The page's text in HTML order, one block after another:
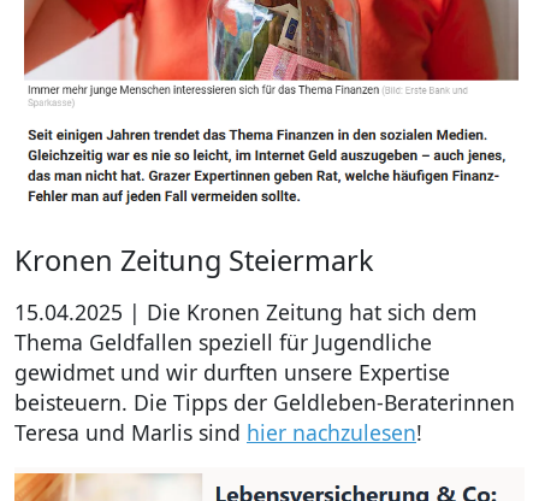
Kronen Zeitung Steiermark
15.04.2025 | Die Kronen Zeitung hat sich dem
Thema Geldfallen speziell für Jugendliche
gewidmet und wir durften unsere Expertise
beisteuern. Die Tipps der Geldleben-Beraterinnen
Teresa und Marlis sind hier nachzulesen!